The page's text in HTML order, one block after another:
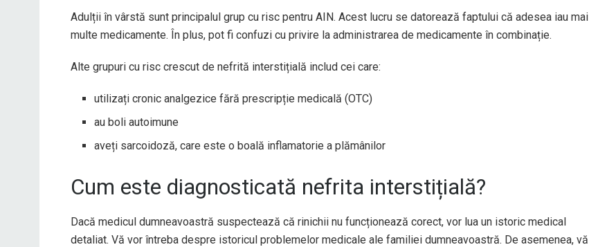
Adulții în vârstă sunt principalul grup cu risc pentru AIN. Acest lucru se datorează faptului că adesea iau mai
multe medicamente. În plus, pot fi confuzi cu privire la administrarea de medicamente în combinație.
Alte grupuri cu risc crescut de nefrită interstițială includ cei care:
utilizați cronic analgezice fără prescripție medicală (OTC)
au boli autoimune
aveți sarcoidoză, care este o boală inflamatorie a plămânilor
Cum este diagnosticată nefrita interstițială?
Dacă medicul dumneavoastră suspectează că rinichii nu funcționează corect, vor lua un istoric medical
detaliat. Vă vor întreba despre istoricul problemelor medicale ale familiei dumneavoastră. De asemenea, vă